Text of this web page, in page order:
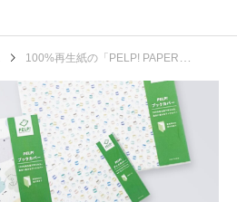
100%再生紙の「PELP! PAPER」を使用した PELP!ブックカバー 文庫判 / 新書判 2024年11月7日発売